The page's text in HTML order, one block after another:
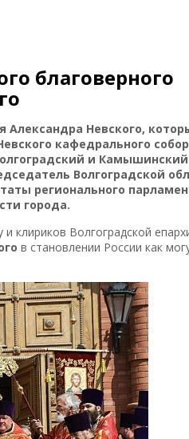
благоверного
Александра Невского,
кафедрального
и
Волгоградской
регионального
города.
клириков Волгоградской
в становлении России как